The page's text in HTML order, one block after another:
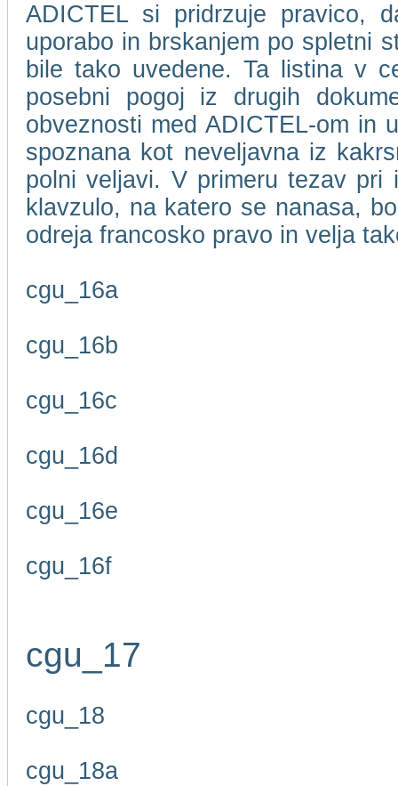
ADICTEL si pridrzuje pravico,
uporabo in brskanjem po spletni
bile tako uvedene. Ta listina v
posebni pogoj iz drugih
obveznosti med ADICTEL-om in
spoznana kot neveljavna iz
polni veljavi. V primeru tezav pri
klavzulo, na katero se nanasa,
odreja francosko pravo in velja
cgu_16a
cgu_16b
cgu_16c
cgu_16d
cgu_16e
cgu_16f
cgu_17
cgu_18
cgu_18a